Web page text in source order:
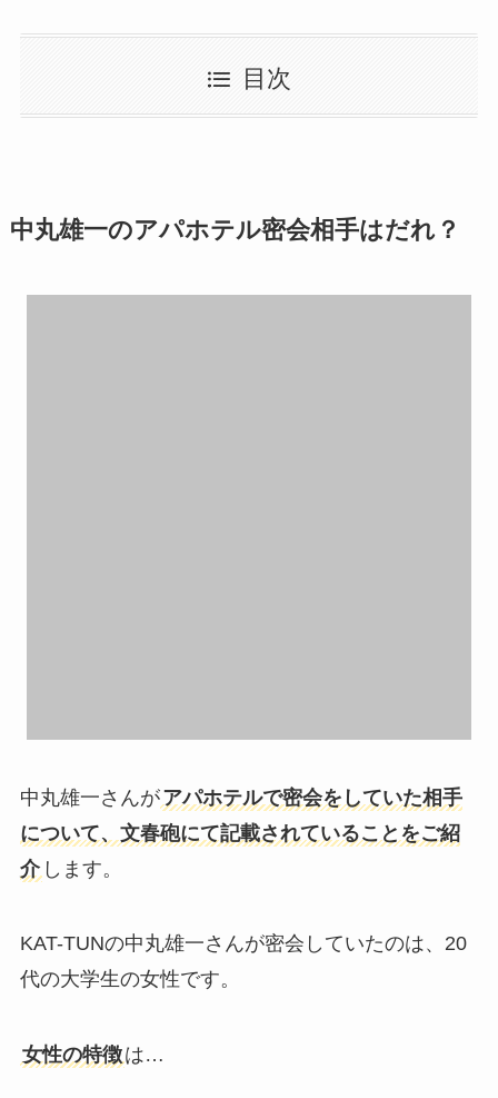
目次
中丸雄一のアパホテル密会相手はだれ？
中丸雄一さんがアパホテルで密会をしていた相手
について、文春砲にて記載されていることをご紹
介 します。
KAT-TUNの中丸雄一さんが密会していたのは、20
代の大学生の女性です。
女性の特徴は…